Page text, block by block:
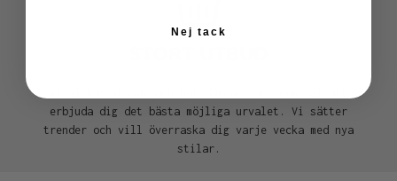
erbjuda dig det bästa möjliga urvalet. Vi sätter
trender och vill överraska dig varje vecka med nya
stilar.
Nej tack